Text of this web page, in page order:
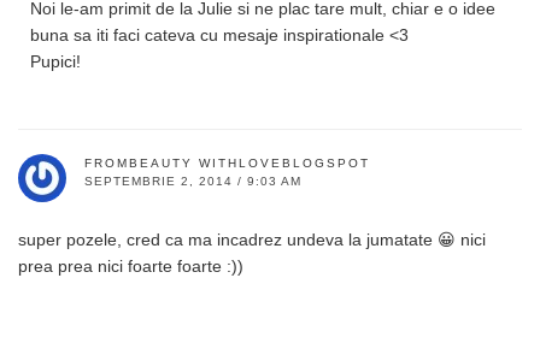
Noi le-am primit de la Julie si ne plac tare mult, chiar e o idee
buna sa iti faci cateva cu mesaje inspirationale <3
Pupici!
FROMBEAUTY WITHLOVEBLOGSPOT
SEPTEMBRIE 2, 2014 / 9:03 AM
super pozele, cred ca ma incadrez undeva la jumatate 😀 nici
prea prea nici foarte foarte :))